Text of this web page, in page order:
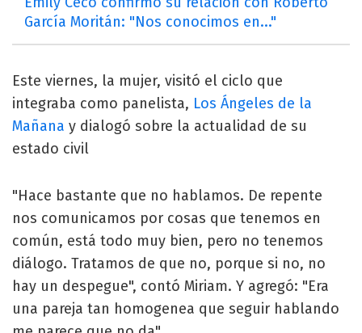
García Moritán: "Nos conocimos en..."
Este viernes, la mujer, visitó el ciclo que
integraba como panelista, Los Ángeles de la
Mañana y dialogó sobre la actualidad de su
estado civil
"Hace bastante que no hablamos. De repente
nos comunicamos por cosas que tenemos en
común, está todo muy bien, pero no tenemos
diálogo. Tratamos de que no, porque si no, no
hay un despegue", contó Miriam. Y agregó: "Era
una pareja tan homogenea que seguir hablando